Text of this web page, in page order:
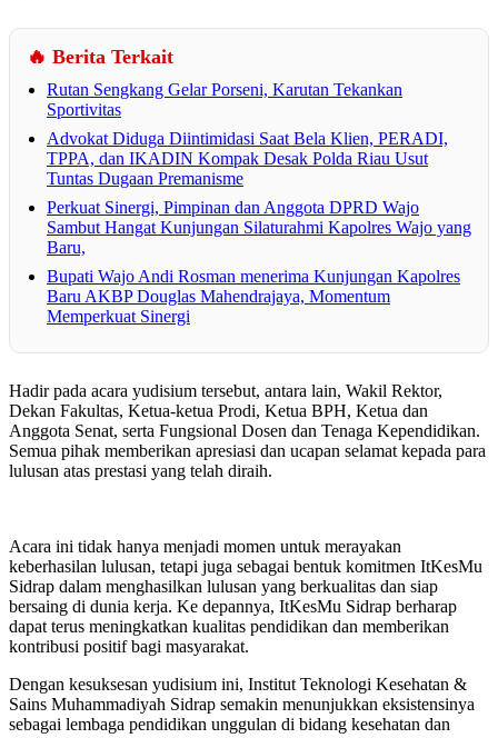
🔥 Berita Terkait
Rutan Sengkang Gelar Porseni, Karutan Tekankan
Sportivitas
Advokat Diduga Diintimidasi Saat Bela Klien, PERADI,
TPPA, dan IKADIN Kompak Desak Polda Riau Usut
Tuntas Dugaan Premanisme
Perkuat Sinergi, Pimpinan dan Anggota DPRD Wajo
Sambut Hangat Kunjungan Silaturahmi Kapolres Wajo yang
Baru,
Bupati Wajo Andi Rosman menerima Kunjungan Kapolres
Baru AKBP Douglas Mahendrajaya, Momentum
Memperkuat Sinergi
Hadir pada acara yudisium tersebut, antara lain, Wakil Rektor,
Dekan Fakultas, Ketua-ketua Prodi, Ketua BPH, Ketua dan
Anggota Senat, serta Fungsional Dosen dan Tenaga Kependidikan.
Semua pihak memberikan apresiasi dan ucapan selamat kepada para
lulusan atas prestasi yang telah diraih.
Acara ini tidak hanya menjadi momen untuk merayakan
keberhasilan lulusan, tetapi juga sebagai bentuk komitmen ItKesMu
Sidrap dalam menghasilkan lulusan yang berkualitas dan siap
bersaing di dunia kerja. Ke depannya, ItKesMu Sidrap berharap
dapat terus meningkatkan kualitas pendidikan dan memberikan
kontribusi positif bagi masyarakat.
Dengan kesuksesan yudisium ini, Institut Teknologi Kesehatan &
Sains Muhammadiyah Sidrap semakin menunjukkan eksistensinya
sebagai lembaga pendidikan unggulan di bidang kesehatan dan